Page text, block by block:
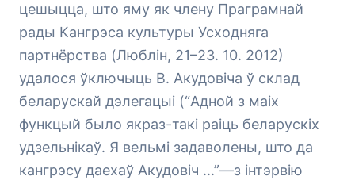
цешыцца, што яму як члену Праграмнай
рады Кангрэса культуры Усходняга
партнёрства (Люблін, 21–23. 10. 2012)
удалося ўключыць В. Акудовіча ў склад
беларускай дэлегацыі (“Адной з маіх
функцый было якраз-такі раіць беларускіх
удзельнікаў. Я вельмі задаволены, што да
кангрэсу даехаў Акудовіч ...”—з інтэрвію